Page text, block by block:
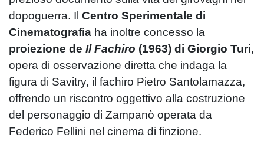
dopoguerra. Il Centro Sperimentale di
Cinematografia ha inoltre concesso la
proiezione de Il Fachiro (1963) di Giorgio Turi,
opera di osservazione diretta che indaga la
figura di Savitry, il fachiro Pietro Santolamazza,
offrendo un riscontro oggettivo alla costruzione
del personaggio di Zampanò operata da
Federico Fellini nel cinema di finzione.